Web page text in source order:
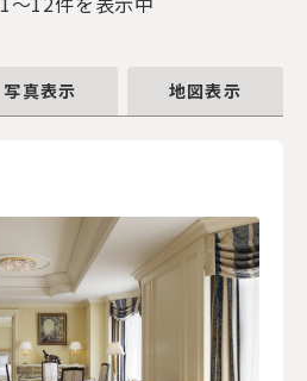
写真表示 地図表示